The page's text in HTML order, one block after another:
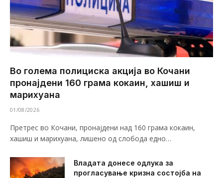
Во голема полициска акција во Кочани
пронајдени 160 грама кокаин, хашиш и
марихуана
01/08/2026
Претрес во Кочани, пронајдени над 160 грама кокаин,
хашиш и марихуана, лишено од слобода едно…
Владата донесе одлука за
прогласување кризна состојба на